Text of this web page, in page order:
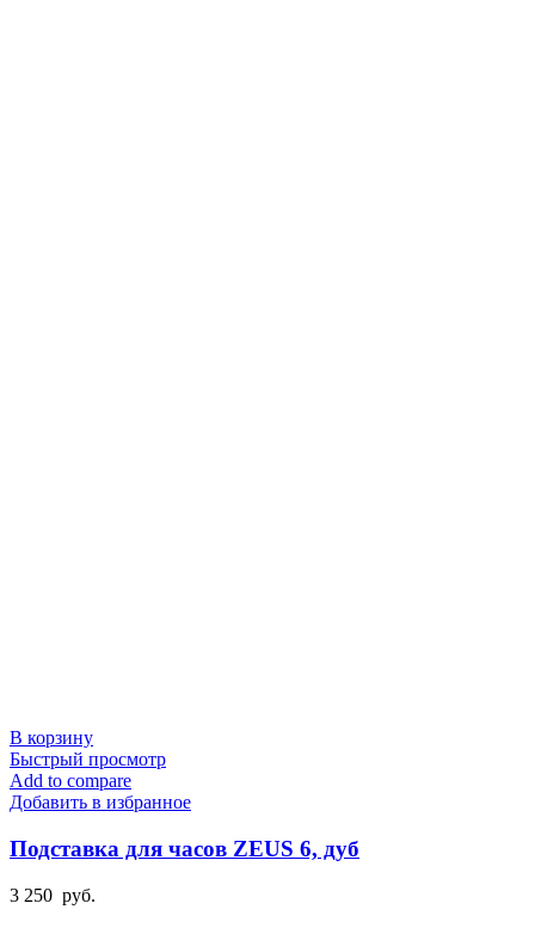
В корзину
Быстрый просмотр
Add to compare
Добавить в избранное
Подставка для часов ZEUS 6, дуб
3 250 руб.